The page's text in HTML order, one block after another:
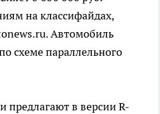
на классифайдах,
Автомобиль
схеме параллельного
предлагают в версии R-